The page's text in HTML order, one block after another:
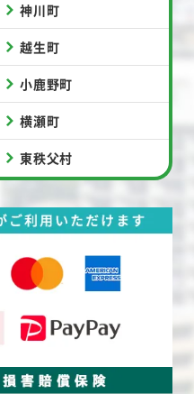
神川町
越生町
小鹿野町
横瀬町
東秩父村